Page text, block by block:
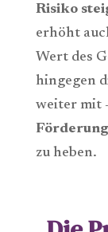
Risiko
erhöht
Wert des
hingegen
weiter mit
zu heben.